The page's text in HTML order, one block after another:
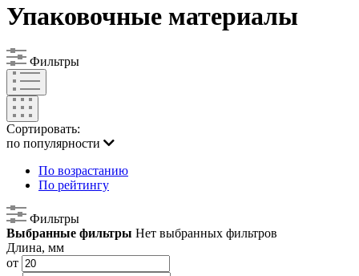
Упаковочные материалы
Фильтры
Сортировать:
по популярности
По возрастанию
По рейтингу
Фильтры
Выбранные фильтры Нет выбранных фильтров
Длина, мм
от